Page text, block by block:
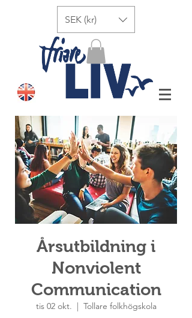
SEK (kr)
Årsutbildning i
Nonviolent
Communication
tis 02 okt.
  |
Tollare folkhögskola